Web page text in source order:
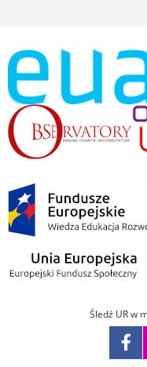
Śledź UR w